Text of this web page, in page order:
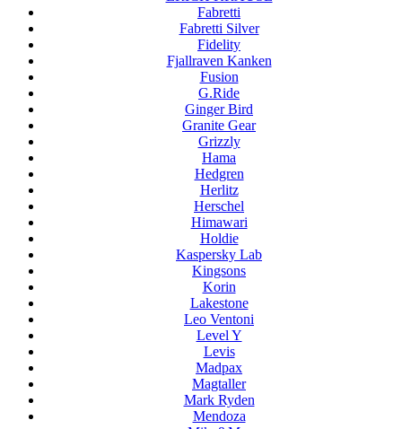
Fabretti
Fabretti Silver
Fidelity
Fjallraven Kanken
Fusion
G.Ride
Ginger Bird
Granite Gear
Grizzly
Hama
Hedgren
Herlitz
Herschel
Himawari
Holdie
Kaspersky Lab
Kingsons
Korin
Lakestone
Leo Ventoni
Level Y
Levis
Madpax
Magtaller
Mark Ryden
Mendoza